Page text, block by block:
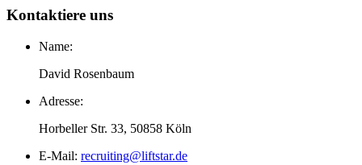
Kontaktiere uns
Name:
David Rosenbaum
Adresse:
Horbeller Str. 33, 50858 Köln
E-Mail: recruiting@liftstar.de